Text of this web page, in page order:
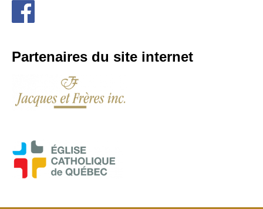
Partenaires du site internet